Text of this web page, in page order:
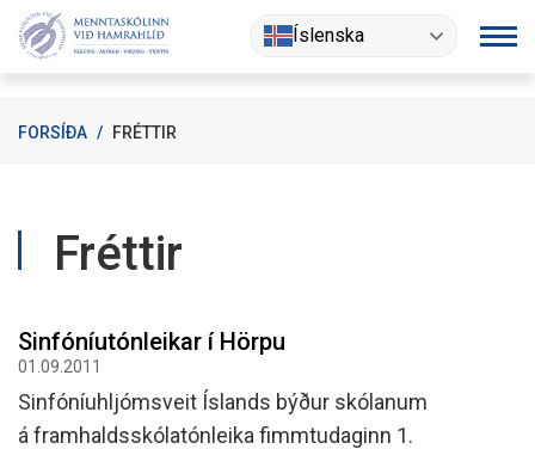
Fara
Íslenska
FORSÍÐA / FRÉTTIR
Fréttir
Sinfóníutónleikar í Hörpu
01.09.2011
Sinfóníuhljómsveit Íslands býður skólanum
á framhaldsskólatónleika fimmtudaginn 1.